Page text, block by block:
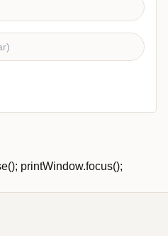
printWindow.focus();